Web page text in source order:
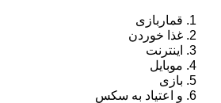
قماربازی
غذا خوردن
اینترنت
موبایل
بازی
و اعتیاد به سکس